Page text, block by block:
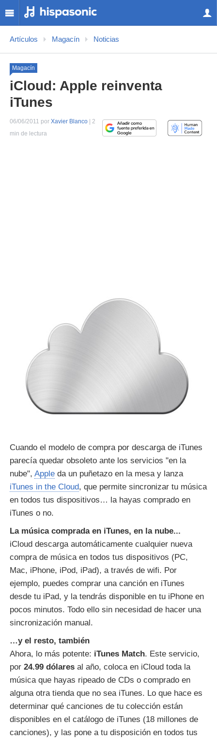
Artículos Magacín Noticias
Magacín
iCloud: Apple reinventa
iTunes
06/06/2011 por Xavier Blanco | 2
min de lectura
Cuando el modelo de compra por descarga de iTunes
parecía quedar obsoleto ante los servicios "en la
nube", Apple da un puñetazo en la mesa y lanza
iTunes in the Cloud, que permite sincronizar tu música
en todos tus dispositivos… la hayas comprado en
iTunes o no.
La música comprada en iTunes, en la nube...
iCloud descarga automáticamente cualquier nueva
compra de música en todos tus dispositivos (PC,
Mac, iPhone, iPod, iPad), a través de wifi. Por
ejemplo, puedes comprar una canción en iTunes
desde tu iPad, y la tendrás disponible en tu iPhone en
pocos minutos. Todo ello sin necesidad de hacer una
sincronización manual.
…y el resto, también
Ahora, lo más potente: iTunes Match. Este servicio,
por 24.99 dólares al año, coloca en iCloud toda la
música que hayas ripeado de CDs o comprado en
alguna otra tienda que no sea iTunes. Lo que hace es
determinar qué canciones de tu colección están
disponibles en el catálogo de iTunes (18 millones de
canciones), y las pone a tu disposición en todos tus